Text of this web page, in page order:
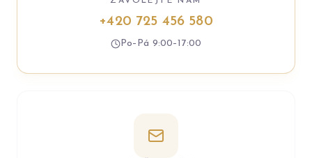
+420 725 456 580
Po–Pá 9:00–17:00